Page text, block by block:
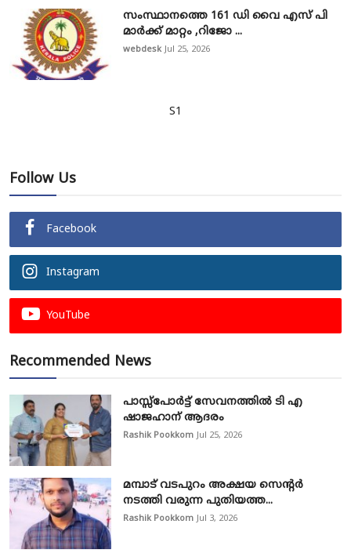
സംസ്ഥാനത്തെ 161 ഡി വൈ എസ് പി
മാർക്ക് മാറ്റം ,റിജോ ...
webdesk Jul 25, 2026
S1
Follow Us
Facebook
Instagram
YouTube
Recommended News
പാസ്സ്‌പോർട്ട് സേവനത്തിൽ ടി എ
ഷാജഹാന് ആദരം
Rashik Pookkom Jul 25, 2026
മമ്പാട് വടപുറം അക്ഷയ സെന്റർ
നടത്തി വരുന്ന പുതിയത്ത...
Rashik Pookkom Jul 3, 2026